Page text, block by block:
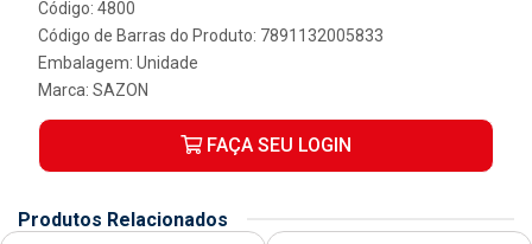
Código: 4800
Código de Barras do Produto: 7891132005833
Embalagem: Unidade
Marca: SAZON
FAÇA SEU LOGIN
Produtos Relacionados